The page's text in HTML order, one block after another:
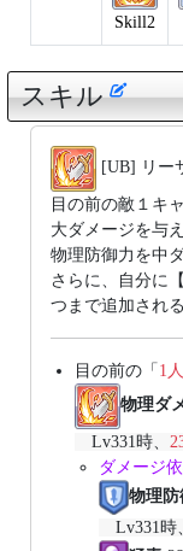
Skill2
スキル
[UB] リー
目の前の敵１キ
大ダメージを与え
物理防御力を中
さらに、自分に
つまで追加される
目の前の「 1人
物理ダ
Lv331時、
ダメージ
物理
Lv331時